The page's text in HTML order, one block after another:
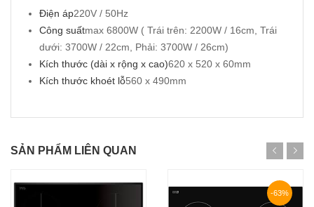
Điện áp220V / 50Hz
Công suấtmax 6800W ( Trái trên: 2200W / 16cm, Trái
dưới: 3700W / 22cm, Phải: 3700W / 26cm)
Kích thước (dài x rộng x cao)620 x 520 x 60mm
Kích thước khoét lỗ560 x 490mm
SẢN PHẨM LIÊN QUAN
-63%